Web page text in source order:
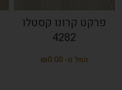
פרקט קרונו קסטלו
4282
₪